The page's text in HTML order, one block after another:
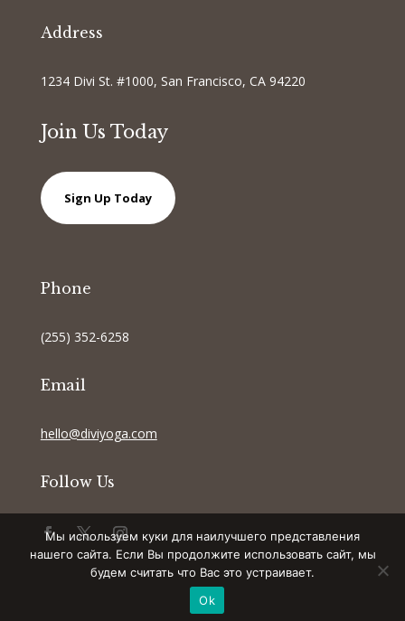
Address
1234 Divi St. #1000, San Francisco, CA 94220
Join Us Today
Sign Up Today
Phone
(255) 352-6258
Email
hello@diviyoga.com
Follow Us
Мы используем куки для наилучшего представления
нашего сайта. Если Вы продолжите использовать сайт, мы
будем считать что Вас это устраивает.
Ok